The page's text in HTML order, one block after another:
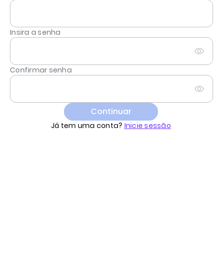
Insira a senha
Confirmar senha
Continuar
Já tem uma conta? Inicie sessão